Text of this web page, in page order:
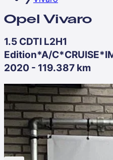
Opel Vivaro
1.5 CDTI L2H1
Edition*A/
2020 - 119.387 km